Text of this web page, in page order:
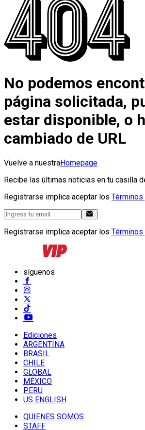
No podemos
página solicitada,
estar disponible, o
cambiado de URL
Vuelve a nuestraHomepage
Recibe las últimas noticias en tu casilla
Registrarse implica aceptar los
Registrarse implica aceptar los
síguenos
Ediciones
ARGENTINA
BRASIL
CHILE
GLOBAL
MÉXICO
PERU
US ENGLISH
QUIENES SOMOS
STAFF